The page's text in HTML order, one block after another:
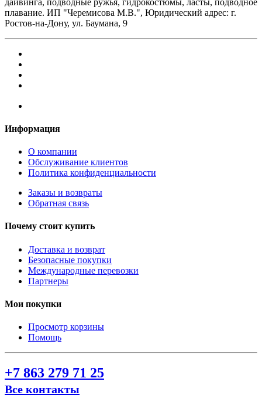
плавание. ИП "Черемисова М.В.", Юридический адрес: г.
Ростов-на-Дону, ул. Баумана, 9
Информация
О компании
Обслуживание клиентов
Политика конфиденциальности
Заказы и возвраты
Обратная связь
Почему стоит купить
Доставка и возврат
Безопасные покупки
Международные перевозки
Партнеры
Мои покупки
Просмотр корзины
Помощь
+7 863 279 71 25
Все контакты